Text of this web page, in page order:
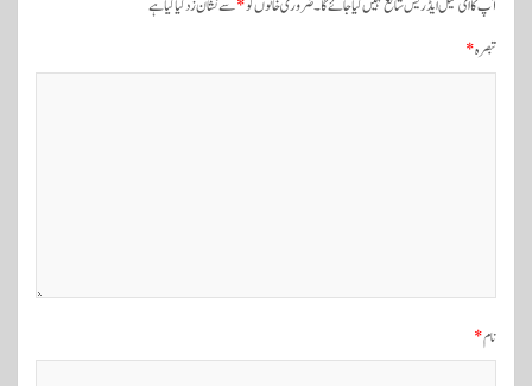
ن
آپ کا ای میل ایڈریس شائع نہیں کیا جائے گا۔ضروری خانوں کو*سے نشان زد کیا گیا ہے
تبصرہ*
نام*